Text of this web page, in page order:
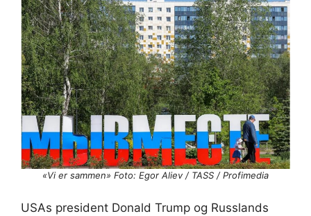
«Vi er sammen» Foto: Egor Aliev / TASS / Profimedia
USAs president Donald Trump og Russlands